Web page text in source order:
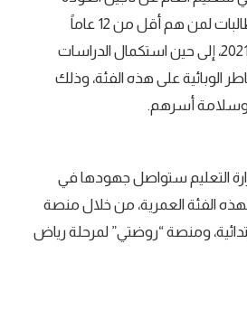
الحضورية للطلاب والطالبات لمن هم أقل من 12 عاماً
والمقررة في 31 أكتوبر 2021، إلى حين استكمال الدراسات
الوبائية على هذه الفئة، وذلك
أسرهم.
التعليم ستواصل جهودها في
الفئة العمرية، من خلال منصة
ومنصة “روضتي” لمرحلة رياض